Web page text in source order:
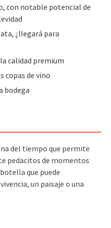
con notable potencial de
¿llegará para
calidad premium
copas de vino
bodega
del tiempo que permite
pedacitos de momentos
que puede
un paisaje o una